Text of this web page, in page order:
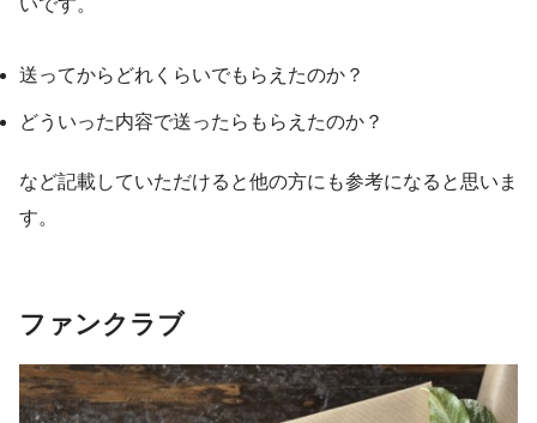
いです。
送ってからどれくらいでもらえたのか？
どういった内容で送ったらもらえたのか？
など記載していただけると他の方にも参考になると思いま
す。
ファンクラブ